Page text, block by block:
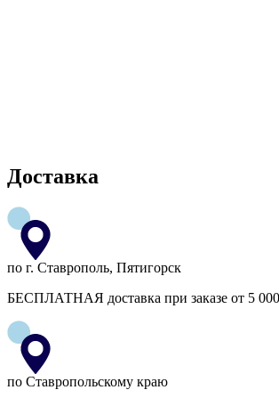
Доставка
по г. Ставрополь, Пятигорск
БЕСПЛАТНАЯ доставка при заказе от 5
по Ставропольскому краю